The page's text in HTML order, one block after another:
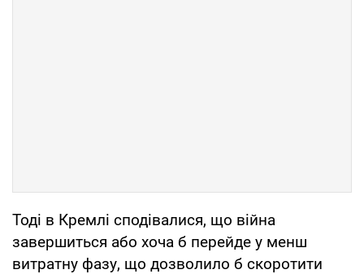
Тоді в Кремлі сподівалися, що війна
завершиться або хоча б перейде у менш
витратну фазу, що дозволило б скоротити